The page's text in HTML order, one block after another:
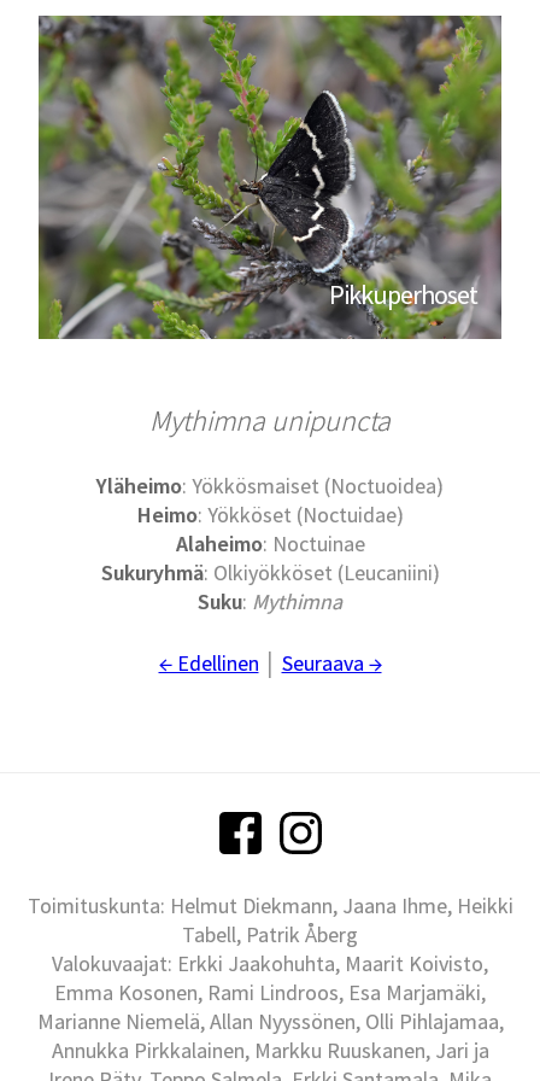
Pikkuperhoset
Mythimna unipuncta
Yläheimo: Yökkösmaiset (Noctuoidea)
Heimo: Yökköset (Noctuidae)
Alaheimo: Noctuinae
Sukuryhmä: Olkiyökköset (Leucaniini)
Suku: Mythimna
← Edellinen Seuraava →
Toimituskunta: Helmut Diekmann, Jaana Ihme, Heikki
Tabell, Patrik Åberg
Valokuvaajat: Erkki Jaakohuhta, Maarit Koivisto,
Emma Kosonen, Rami Lindroos, Esa Marjamäki,
Marianne Niemelä, Allan Nyyssönen, Olli Pihlajamaa,
Annukka Pirkkalainen, Markku Ruuskanen, Jari ja